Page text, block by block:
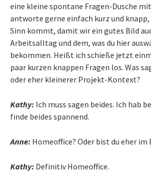
eine kleine spontane Fragen-Dusche
antworte gerne einfach kurz und knapp,
Sinn kommt, damit wir ein gutes Bild
Arbeitsalltag und dem, was du hier
bekommen. Heißt ich schieße jetzt
paar kurzen knappen Fragen los. Was
oder eher kleinerer Projekt-Kontext?
Kathy: Ich muss sagen beides. Ich hab
finde beides spannend.
Anne: Homeoffice? Oder bist du eher im
Kathy: Definitiv Homeoffice.